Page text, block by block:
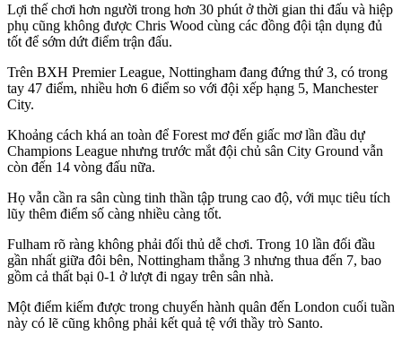
Lợi thế chơi hơn người trong hơn 30 phút ở thời gian thi đấu và hiệp
phụ cũng không được Chris Wood cùng các đồng đội tận dụng đủ
tốt để sớm dứt điểm trận đấu.
Trên BXH Premier League, Nottingham đang đứng thứ 3, có trong
tay 47 điểm, nhiều hơn 6 điểm so với đội xếp hạng 5, Manchester
City.
Khoảng cách khá an toàn để Forest mơ đến giấc mơ lần đầu dự
Champions League nhưng trước mắt đội chủ sân City Ground vẫn
còn đến 14 vòng đấu nữa.
Họ vẫn cần ra sân cùng tinh thần tập trung cao độ, với mục tiêu tích
lũy thêm điểm số càng nhiều càng tốt.
Fulham rõ ràng không phải đối thủ dễ chơi. Trong 10 lần đối đầu
gần nhất giữa đôi bên, Nottingham thắng 3 nhưng thua đến 7, bao
gồm cả thất bại 0-1 ở lượt đi ngay trên sân nhà.
Một điểm kiếm được trong chuyến hành quân đến London cuối tuần
này có lẽ cũng không phải kết quả tệ với thầy trò Santo.